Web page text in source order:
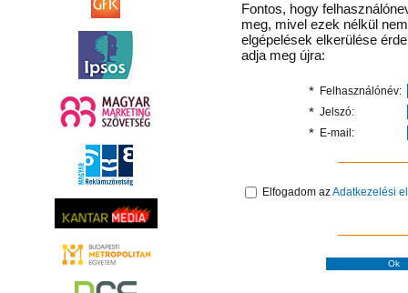
Fontos, hogy
meg, mivel ezek nélkül
elgépelések elkerülése
adja meg újra:
* Felhasználónév:
* Jelszó:
* E-mail:
Elfogadom azAdatkezelési